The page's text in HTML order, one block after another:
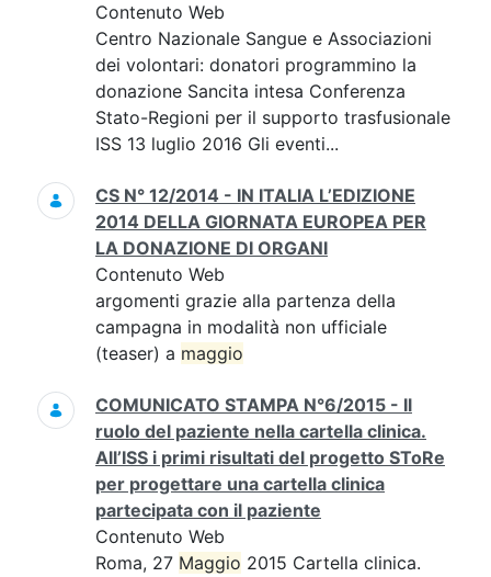
Contenuto Web
Centro Nazionale Sangue e Associazioni
dei volontari: donatori programmino la
donazione Sancita intesa Conferenza
Stato-Regioni per il supporto trasfusionale
ISS 13 luglio 2016 Gli eventi...
CS N° 12/2014 - IN ITALIA L’EDIZIONE
2014 DELLA GIORNATA EUROPEA PER
LA DONAZIONE DI ORGANI
Contenuto Web
argomenti grazie alla partenza della
campagna in modalità non ufficiale
(teaser) a maggio
COMUNICATO STAMPA N°6/2015 - Il
ruolo del paziente nella cartella clinica.
All’ISS i primi risultati del progetto SToRe
per progettare una cartella clinica
partecipata con il paziente
Contenuto Web
Roma, 27 Maggio 2015 Cartella clinica.